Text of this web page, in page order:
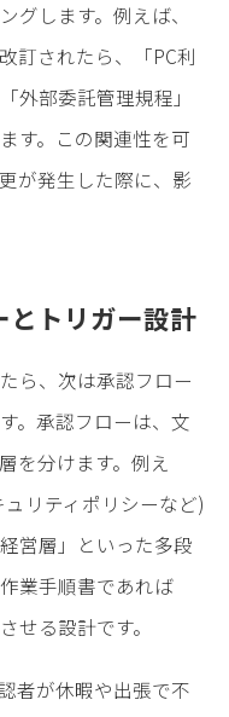
グします。例えば、
訂されたら、「PC利
外部委託管理規程」
す。この関連性を可
が発生した際に、影
トリガー設計
ら、次は承認フロー
。承認フローは、文
を分けます。例え
リティポリシーなど)
営層」といった多段
業手順書であれば
せる設計です。
者が休暇や出張で不